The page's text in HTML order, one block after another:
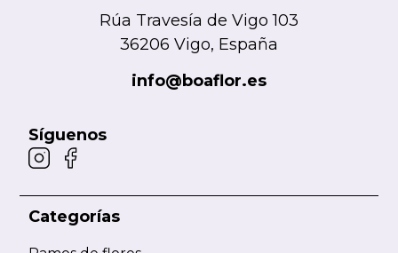
Rúa Travesía de Vigo 103
36206 Vigo, España
info@boaflor.es
Síguenos
Categorías